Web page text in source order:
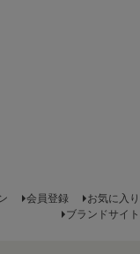
会員登録
お気に入り
ブランドサイト
場合「オーバ